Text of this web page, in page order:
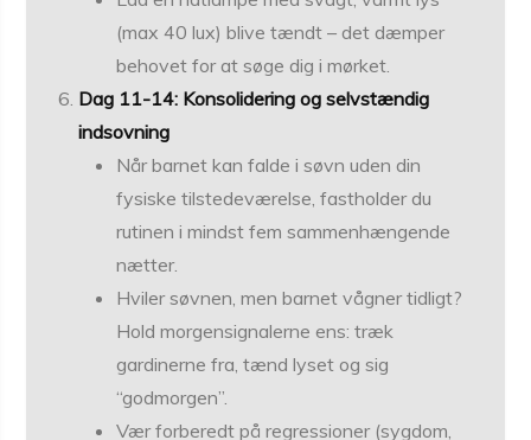
(max 40 lux) blive tændt – det dæmper
behovet for at søge dig i mørket.
Dag 11-14: Konsolidering og selvstændig
indsovning
Når barnet kan falde i søvn uden din
fysiske tilstedeværelse, fastholder du
rutinen i mindst fem sammenhængende
nætter.
Hviler søvnen, men barnet vågner tidligt?
Hold morgensignalerne ens: træk
gardinerne fra, tænd lyset og sig
“godmorgen”.
Vær forberedt på regressioner (sygdom,